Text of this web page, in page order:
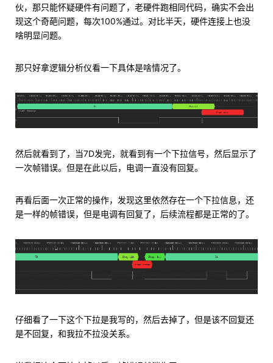
伙，那只能怀疑硬件有问题了，老硬件跑相同代码，确实不会出
现这个奇葩问题，每次100%通过。对比半天，硬件连接上也没
啥明显问题。
那只好拿逻辑分析仪看一下具体是啥情况了。
然后就看到了，当7D发完，就看到有一个下拉信号，然后显示了
一次帧错误。但是在此以后，电调一直没有回复。
再看后面一次正常的操作，发现这里依然存在一个下拉信息，还
是一样的帧错误，但是电调有回复了，后续流程都是正常的了。
仔细看了一下这个下拉是我写的，然后去掉了，但是该不回复还
是不回复，和我拉不拉没关系。